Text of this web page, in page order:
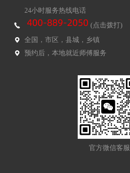
24小时服务热线电话
(点击拨打)
全国，市区，县城，乡镇
预约后，本地就近师傅服务
官方微信客服